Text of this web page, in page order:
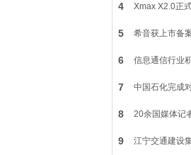
4 Xmax X2.0正
商用赛道
5 希音获上市备
制造畅销全球
6 信息通信行业
7 中国石化完成
8 20余国媒体记
9 江宁交通建设